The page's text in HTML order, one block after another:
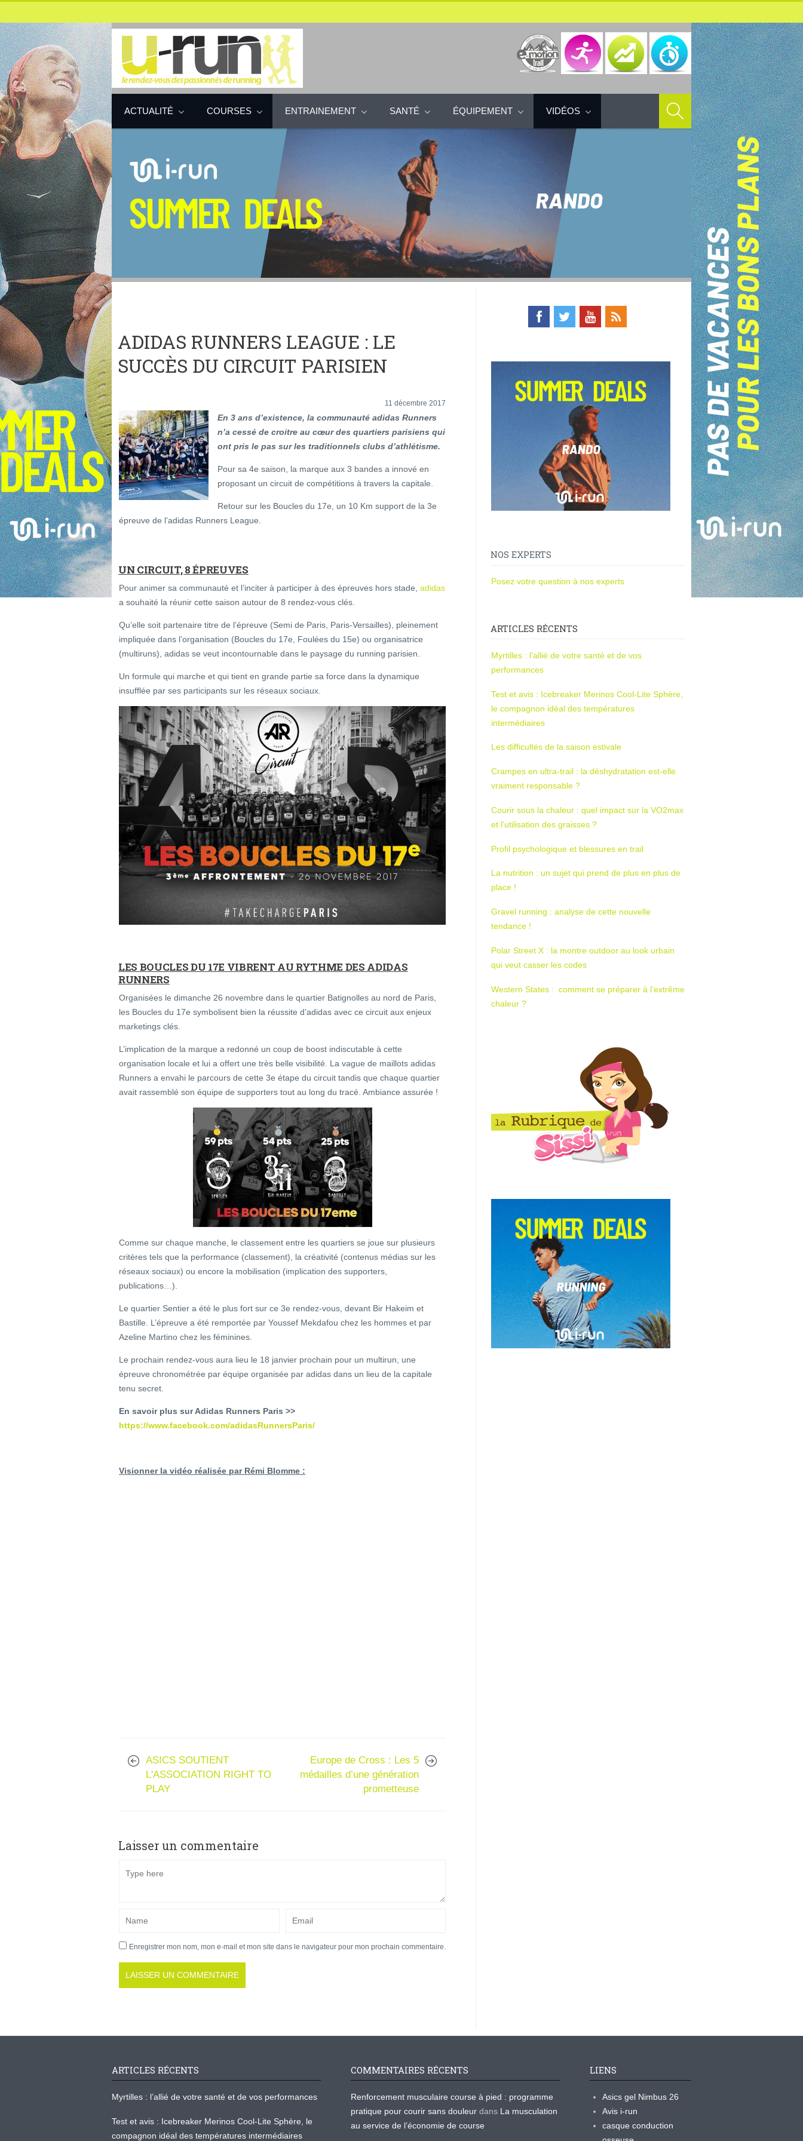
ACTUALITÉ COURSES ENTRAINEMENT SANTÉ ÉQUIPEMENT VIDÉOS
ADIDAS RUNNERS LEAGUE : LE
SUCCÈS DU CIRCUIT PARISIEN
11 décembre 2017
En 3 ans d’existence, la communauté adidas Runners
n’a cessé de croitre au cœur des quartiers parisiens qui
ont pris le pas sur les traditionnels clubs d’athlétisme.
Pour sa 4e saison, la marque aux 3 bandes a innové en
proposant un circuit de compétitions à travers la capitale.
Retour sur les Boucles du 17e, un 10 Km support de la 3e
épreuve de l’adidas Runners League.
UN CIRCUIT, 8 ÉPREUVES
Pour animer sa communauté et l’inciter à participer à des épreuves hors stade, adidas
a souhaité la réunir cette saison autour de 8 rendez-vous clés.
Qu’elle soit partenaire titre de l’épreuve (Semi de Paris, Paris-Versailles), pleinement
impliquée dans l’organisation (Boucles du 17e, Foulées du 15e) ou organisatrice
(multiruns), adidas se veut incontournable dans le paysage du running parisien.
Un formule qui marche et qui tient en grande partie sa force dans la dynamique
insufflée par ses participants sur les réseaux sociaux.
LES BOUCLES DU 17E VIBRENT AU RYTHME DES ADIDAS
RUNNERS
Organisées le dimanche 26 novembre dans le quartier Batignolles au nord de Paris,
les Boucles du 17e symbolisent bien la réussite d’adidas avec ce circuit aux enjeux
marketings clés.
L’implication de la marque a redonné un coup de boost indiscutable à cette
organisation locale et lui a offert une très belle visibilité. La vague de maillots adidas
Runners a envahi le parcours de cette 3e étape du circuit tandis que chaque quartier
avait rassemblé son équipe de supporters tout au long du tracé. Ambiance assurée !
Comme sur chaque manche, le classement entre les quartiers se joue sur plusieurs
critères tels que la performance (classement), la créativité (contenus médias sur les
réseaux sociaux) ou encore la mobilisation (implication des supporters,
publications…).
Le quartier Sentier a été le plus fort sur ce 3e rendez-vous, devant Bir Hakeim et
Bastille. L’épreuve a été remportée par Youssef Mekdafou chez les hommes et par
Azeline Martino chez les féminines.
Le prochain rendez-vous aura lieu le 18 janvier prochain pour un multirun, une
épreuve chronométrée par équipe organisée par adidas dans un lieu de la capitale
tenu secret.
En savoir plus sur Adidas Runners Paris >>
https://www.facebook.com/adidasRunnersParis/
Visionner la vidéo réalisée par Rémi Blomme :
ASICS SOUTIENT
L'ASSOCIATION RIGHT TO
PLAY
Europe de Cross : Les 5
médailles d’une génération
prometteuse
Laisser un commentaire
Enregistrer mon nom, mon e-mail et mon site dans le navigateur pour mon prochain commentaire.
NOS EXPERTS
Posez votre question à nos experts
ARTICLES RÉCENTS
Myrtilles : l’allié de votre santé et de vos
performances
Test et avis : Icebreaker Merinos Cool-Lite Sphère,
le compagnon idéal des températures
intermédiaires
Les difficultés de la saison estivale
Crampes en ultra-trail : la déshydratation est-elle
vraiment responsable ?
Courir sous la chaleur : quel impact sur la VO2max
et l’utilisation des graisses ?
Profil psychologique et blessures en trail
La nutrition : un sujet qui prend de plus en plus de
place !
Gravel running : analyse de cette nouvelle
tendance !
Polar Street X : la montre outdoor au look urbain
qui veut casser les codes
Western States : comment se préparer à l’extrême
chaleur ?
ARTICLES RÉCENTS
Myrtilles : l’allié de votre santé et de vos performances
Test et avis : Icebreaker Merinos Cool-Lite Sphère, le
compagnon idéal des températures intermédiaires
COMMENTAIRES RÉCENTS
Renforcement musculaire course à pied : programme
pratique pour courir sans douleur dans La musculation
au service de l’économie de course
LIENS
Asics gel Nimbus 26
Avis i-run
casque conduction